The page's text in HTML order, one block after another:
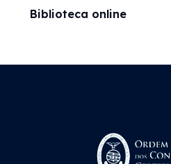
Biblioteca online